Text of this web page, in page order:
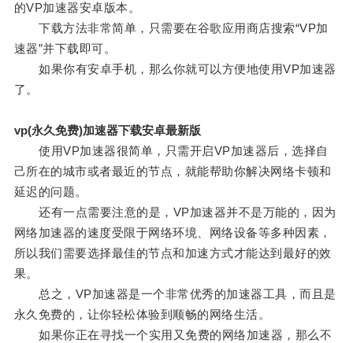
的VP加速器安卓版本。
下载方法非常简单，只需要在谷歌应用商店搜索“VP加
速器”并下载即可。
如果你有安卓手机，那么你就可以方便地使用VP加速器
了。
vp(永久免费)加速器下载安卓最新版
使用VP加速器很简单，只需开启VP加速器后，选择自
己所在的城市或者最近的节点，就能帮助你解决网络卡顿和
延迟的问题。
还有一点需要注意的是，VP加速器并不是万能的，因为
网络加速器的速度受限于网络环境、网络设备等多种因素，
所以我们需要选择最佳的节点和加速方式才能达到最好的效
果。
总之，VP加速器是一个非常优秀的加速器工具，而且是
永久免费的，让你轻松体验到顺畅的网络生活。
如果你正在寻找一个实用又免费的网络加速器，那么不